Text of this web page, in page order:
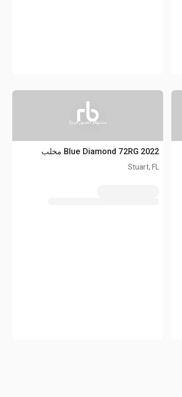
ستتوفر الصور قريبًا
2022 Blue Diamond 72RG مخلب
Stuart, FL